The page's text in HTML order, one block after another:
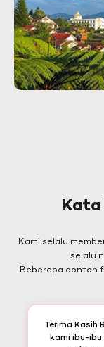
Kata
Kami selalu
selalu
Beberapa contoh
Terima Kasih
kami ibu-ibu